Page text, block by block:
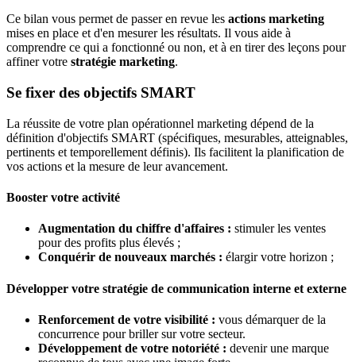
Ce bilan vous permet de passer en revue les actions marketing
mises en place et d'en mesurer les résultats. Il vous aide à
comprendre ce qui a fonctionné ou non, et à en tirer des leçons pour
affiner votre stratégie marketing.
Se fixer des objectifs SMART
La réussite de votre plan opérationnel marketing dépend de la
définition d'objectifs SMART (spécifiques, mesurables, atteignables,
pertinents et temporellement définis). Ils facilitent la planification de
vos actions et la mesure de leur avancement.
Booster votre activité
Augmentation du chiffre d'affaires : stimuler les ventes
pour des profits plus élevés ;
Conquérir de nouveaux marchés : élargir votre horizon ;
Développer votre stratégie de communication interne et externe
Renforcement de votre visibilité : vous démarquer de la
concurrence pour briller sur votre secteur.
Développement de votre notoriété : devenir une marque